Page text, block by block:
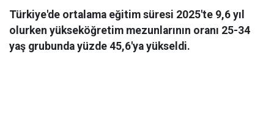
Türkiye'de ortalama eğitim süresi 2025'te 9,6 yıl
olurken yükseköğretim mezunlarının oranı 25-34
yaş grubunda yüzde 45,6'ya yükseldi​​​​​​​.